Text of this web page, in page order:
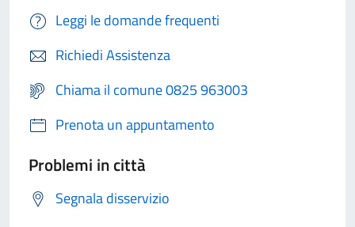
Leggi le domande frequenti
Richiedi Assistenza
Chiama il comune 0825 963003
Prenota un appuntamento
Problemi in città
Segnala disservizio